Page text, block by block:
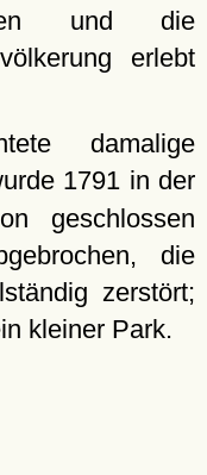
und die
erlebt
damalige
1791 in der
geschlossen
die
zerstört;
kleiner Park.